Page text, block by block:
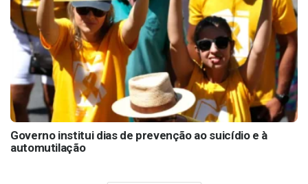
Governo institui dias de prevenção ao suicídio e à
automutilação